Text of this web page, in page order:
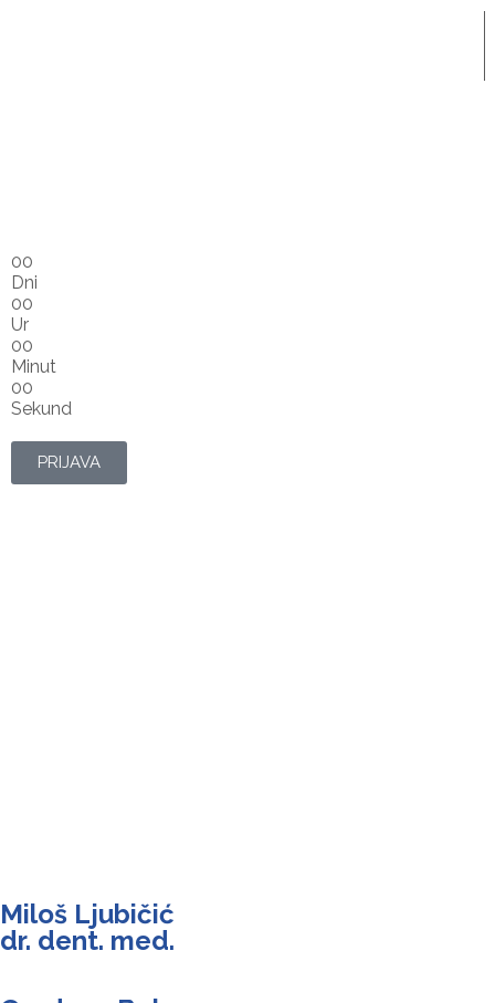
00
Dni
00
Ur
00
Minut
00
Sekund
PRIJAVA
Miloš Ljubičić
dr. dent. med.